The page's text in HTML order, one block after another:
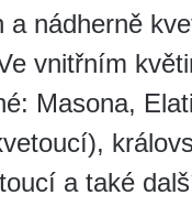
a nádherně
vnitřním
Masona,
a také